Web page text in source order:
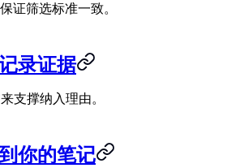
证筛选标准一致。
录证据
支撑纳入理由。
你的笔记